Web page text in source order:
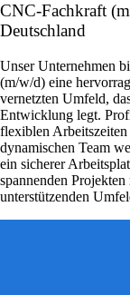
CNC-Fachkraft
Deutschland
Unser Unternehmen
(m/w/d) eine
vernetzten Umfeld,
Entwicklung legt.
flexiblen
dynamischen Team
ein sicherer
spannenden
unterstützenden